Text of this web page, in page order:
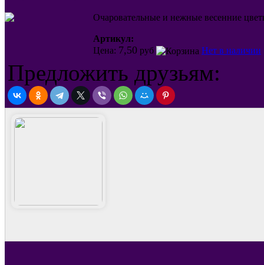
Очаровательные и нежные весенние
Артикул:
Цена: 7,50 руб Нет в наличии
Предложить друзьям: